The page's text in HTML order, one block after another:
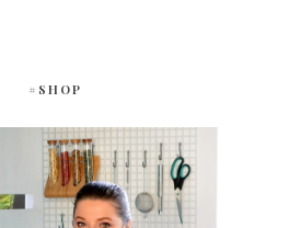
#SHOP